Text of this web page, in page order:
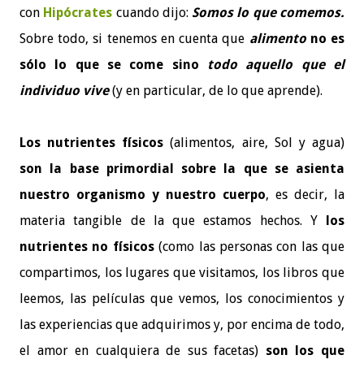
con Hipócrates cuando dijo: Somos lo que comemos.
Sobre todo, si tenemos en cuenta que alimento no es
sólo lo que se come sino
todo aquello que el
individuo vive (y en particular, de lo que aprende).
Los nutrientes físicos (alimentos, aire, Sol y agua)
son la base primordial sobre la que se asienta
nuestro organismo y nuestro cuerpo, es decir, la
materia tangible de la que estamos hechos. Y los
nutrientes no físicos(como las personas con las que
compartimos, los lugares que visitamos, los libros que
leemos, las películas que vemos, los conocimientos y
las experiencias que adquirimos y, por encima de todo,
el amor en cualquiera de sus facetas) son los que